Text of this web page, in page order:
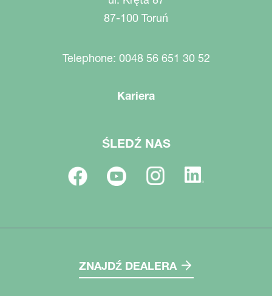
87-100 Toruń
Telephone: 0048 56 651 30 52
Kariera
ŚLEDŹ NAS
ZNAJDŹ DEALERA